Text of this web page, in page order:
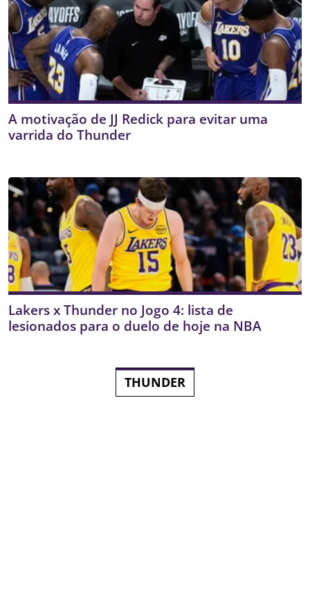
A motivação de JJ Redick para evitar uma
varrida do Thunder
Lakers x Thunder no Jogo 4: lista de
lesionados para o duelo de hoje na NBA
THUNDER